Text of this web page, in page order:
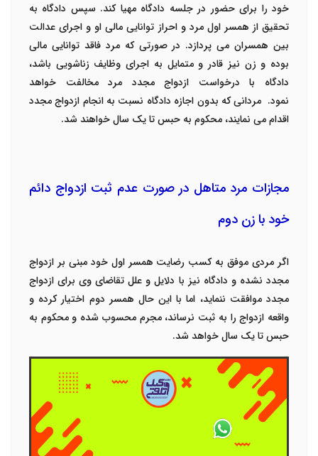
خود را برای حضور در جلسه دادگاه مهیا کند. سپس دادگاه به
تحقیق از همسر اول مرد و احراز توانایی مالی او و اجرای عدالت
بین همسران می پردازد. در صورتی که مرد فاقد توانایی مالی
بوده و زن نیز قادر و متمایل به اجرای وظایف زناشویی باشد،
دادگاه با درخواست ازدواج مجدد مرد مخالفت خواهد
نمود. مردانی که بدون اجازه دادگاه نسبت به انجام ازدواج مجدد
اقدام می نمایند، محکوم به حبس تا یک سال خواهند شد.
مجازات مرد متاهل در صورت عدم ثبت ازدواج دائم
خود با زن دوم
اگر مردی موفق به کسب رضایت همسر اول خود مبنی بر ازدواج
مجدد نشده و دادگاه نیز با دلایل و علل تقاضای وی برای ازدواج
مجدد موافقت ننماید، اما با این حال همسر دوم اختیار کرده و
واقعه ازدواج را به ثبت نرساند، مجرم محسوب شده و محکوم به
حبس تا یک سال خواهد شد.